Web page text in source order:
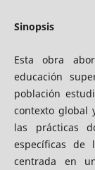
Sinopsis
Esta obra
educación
población
contexto global
las prácticas
específicas de
centrada en